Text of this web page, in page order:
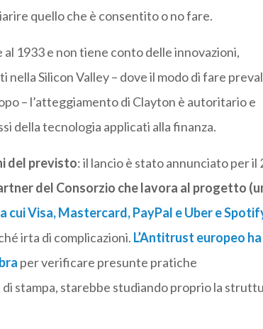
quello che è consentito o no fare.
1933 e non tiene conto delle innovazioni,
nella Silicon Valley – dove il modo di fare
– l’atteggiamento di Clayton è autoritario e
della tecnologia applicati alla finanza.
del previsto: il lancio è stato annunciato per il
del Consorzio che lavora al progetto
cui Visa, Mastercard, PayPal e Uber e
irta di complicazioni. L’Antitrust europeo ha
per verificare presunte pratiche
stampa, starebbe studiando proprio la